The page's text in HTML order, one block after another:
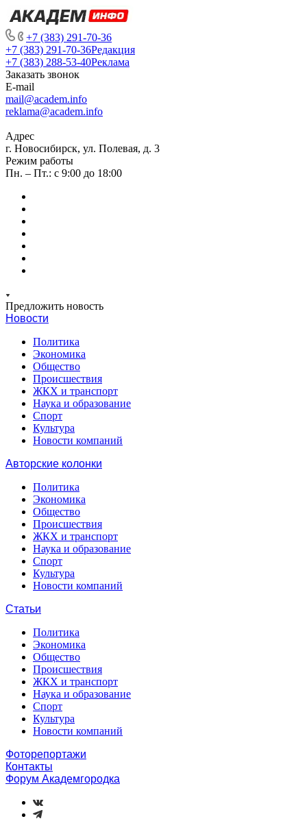
+7 (383) 291-70-36
+7 (383) 291-70-36Редакция
+7 (383) 288-53-40Реклама
Заказать звонок
E-mail
mail@academ.info
reklama@academ.info
Адрес
г. Новосибирск, ул. Полевая, д. 3
Режим работы
Пн. – Пт.: с 9:00 до 18:00
Предложить новость
Новости
Политика
Экономика
Общество
Происшествия
ЖКХ и транспорт
Наука и образование
Спорт
Культура
Новости компаний
Авторские колонки
Политика
Экономика
Общество
Происшествия
ЖКХ и транспорт
Наука и образование
Спорт
Культура
Новости компаний
Статьи
Политика
Экономика
Общество
Происшествия
ЖКХ и транспорт
Наука и образование
Спорт
Культура
Новости компаний
Фоторепортажи
Контакты
Форум Академгородка